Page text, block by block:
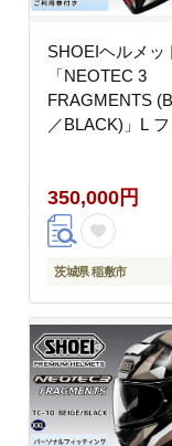
SHOEIヘルメッ
「NEOTEC 3
FRAGMENTS
／BLACK)」L
カバー バイク ツ
グ ショウエイ
350,000円
茨城県 稲敷市